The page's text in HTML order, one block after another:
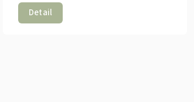
Detail